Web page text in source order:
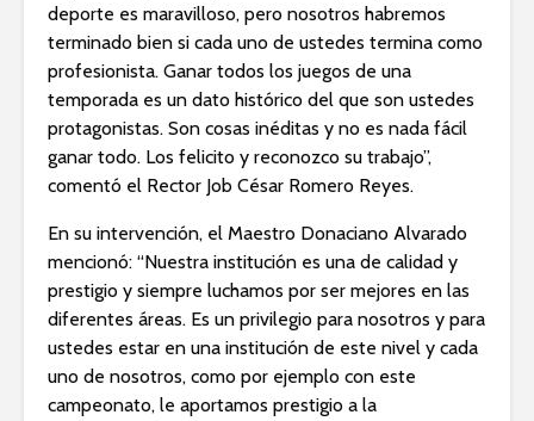
deporte es maravilloso, pero nosotros habremos
terminado bien si cada uno de ustedes termina como
profesionista. Ganar todos los juegos de una
temporada es un dato histórico del que son ustedes
protagonistas. Son cosas inéditas y no es nada fácil
ganar todo. Los felicito y reconozco su trabajo”,
comentó el Rector Job César Romero Reyes.
En su intervención, el Maestro Donaciano Alvarado
mencionó: “Nuestra institución es una de calidad y
prestigio y siempre luchamos por ser mejores en las
diferentes áreas. Es un privilegio para nosotros y para
ustedes estar en una institución de este nivel y cada
uno de nosotros, como por ejemplo con este
campeonato, le aportamos prestigio a la